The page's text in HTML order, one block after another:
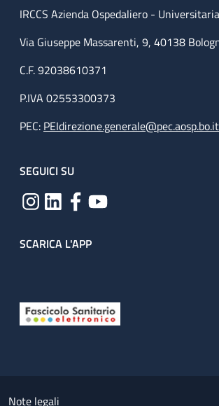
IRCCS Azienda Ospedaliero -
Via Giuseppe Massarenti, 9, 40138
C.F. 92038610371
P.IVA 02553300373
PEC: PEIdirezione.generale@pec.aosp.bo.it
SEGUICI SU
SCARICA L'APP
Small prints
Note legali